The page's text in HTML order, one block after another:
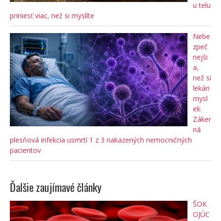
u telu
priniesť viac, než si myslíte
Nebe
zpeč
nejši
a,
než si
lekári
mysl
eli:
Záker
ná
plesňová infekcia usmrtí 1 z 3 nakazených nemocničných
pacientov
Ďalšie zaujímavé články
ŠOK
OJÚC